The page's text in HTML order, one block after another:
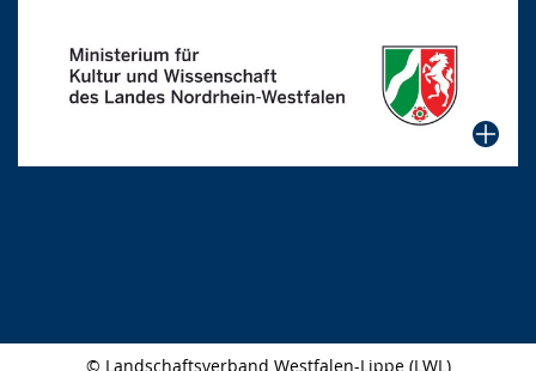
© Landschaftsverband Westfalen-Lippe (LWL)